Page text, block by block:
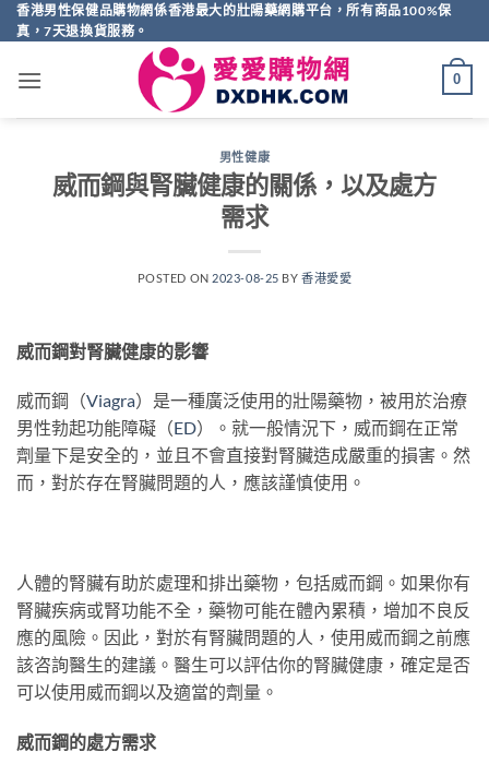
Skip
to
香港男性保健品購物網係香港最大的壯陽藥網購平台，所有商品100%保
真，7天退換貨服務。
0
男性健康
威而鋼與腎臟健康的關係，以及處方
需求
POSTED ON 2023-08-25 BY香港愛愛
威而鋼對腎臟健康的影響
威而鋼（Viagra）是一種廣泛使用的壯陽藥物，被用於治療
男性勃起功能障礙（ED）。就一般情況下，威而鋼在正常
劑量下是安全的，並且不會直接對腎臟造成嚴重的損害。然
而，對於存在腎臟問題的人，應該謹慎使用。
人體的腎臟有助於處理和排出藥物，包括威而鋼。如果你有
腎臟疾病或腎功能不全，藥物可能在體內累積，增加不良反
應的風險。因此，對於有腎臟問題的人，使用威而鋼之前應
該咨詢醫生的建議。醫生可以評估你的腎臟健康，確定是否
可以使用威而鋼以及適當的劑量。
威而鋼的處方需求